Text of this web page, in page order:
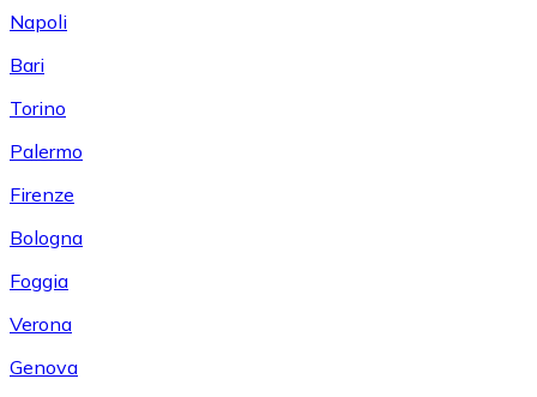
Napoli
Bari
Torino
Palermo
Firenze
Bologna
Foggia
Verona
Genova